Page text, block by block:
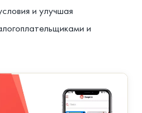
и улучшая
и